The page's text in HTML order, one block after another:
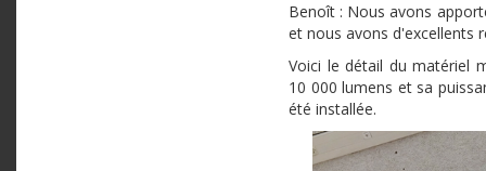
Benoît : Nous avons
et nous avons d'excellents
Voici le détail du matériel
10 000 lumens et sa
été installée.